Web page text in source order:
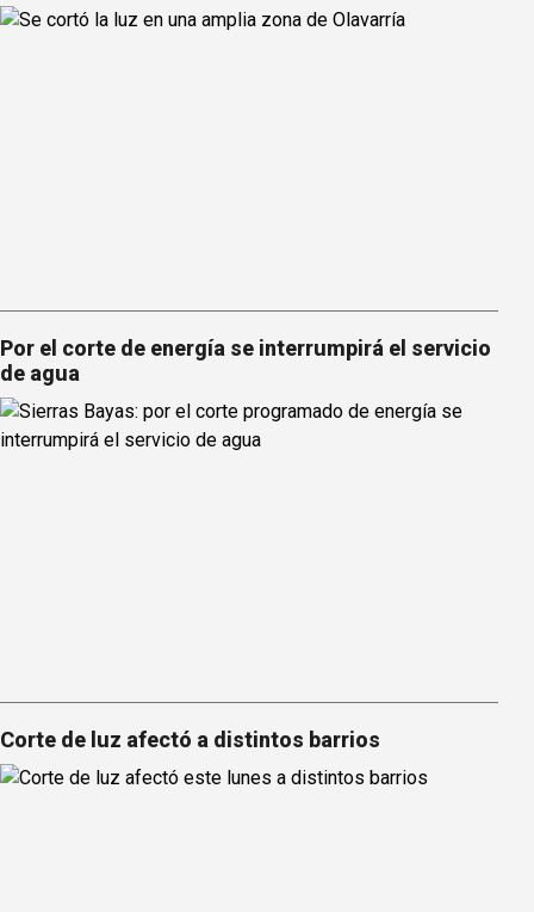
Por el corte de energía se interrumpirá el servicio
de agua
Corte de luz afectó a distintos barrios